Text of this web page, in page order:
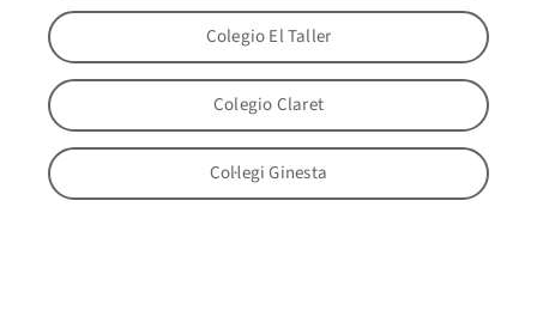
Colegio El Taller
Colegio Claret
Col·legi Ginesta